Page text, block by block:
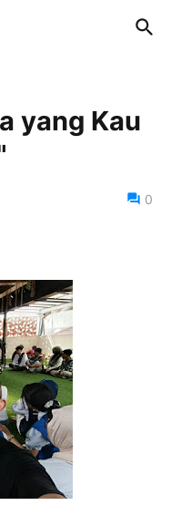
yang Kau
0